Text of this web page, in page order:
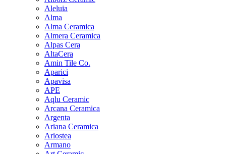
Aleluia
Alma
Alma Ceramica
Almera Ceramica
Alpas Cera
AltaCera
Amin Tile Co.
Aparici
Apavisa
APE
Aqlu Ceramic
Arcana Ceramica
Argenta
Ariana Ceramica
Ariostea
Armano